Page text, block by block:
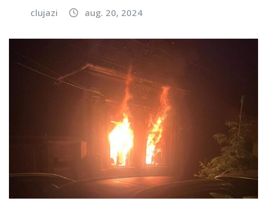
clujazi aug. 20, 2024